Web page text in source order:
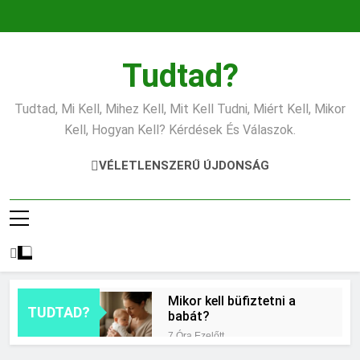
Tudtad?
Tudtad, Mi Kell, Mihez Kell, Mit Kell Tudni, Miért Kell, Mikor
Kell, Hogyan Kell? Kérdések És Válaszok.
VÉLETLENSZERŰ ÚJDONSÁG
TUDTAD?
Mikor kell büfiztetni a
babát?
7 Óra Ezelőtt